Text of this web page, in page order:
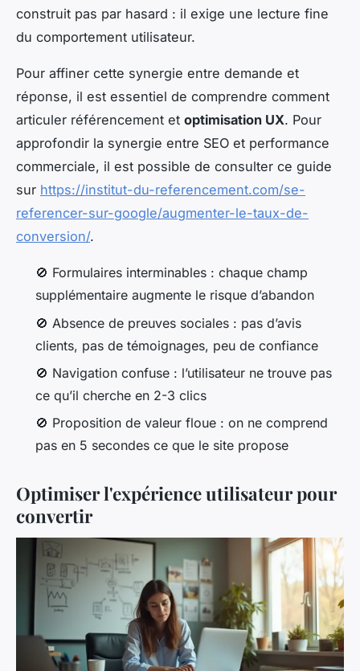
construit pas par hasard : il exige une lecture fine
du comportement utilisateur.
Pour affiner cette synergie entre demande et
réponse, il est essentiel de comprendre comment
articuler référencement et optimisation UX. Pour
approfondir la synergie entre SEO et performance
commerciale, il est possible de consulter ce guide
sur https://institut-du-referencement.com/se-
referencer-sur-google/augmenter-le-taux-de-
conversion/.
🚫 Formulaires interminables : chaque champ
supplémentaire augmente le risque d’abandon
🚫 Absence de preuves sociales : pas d’avis
clients, pas de témoignages, peu de confiance
🚫 Navigation confuse : l’utilisateur ne trouve pas
ce qu’il cherche en 2-3 clics
🚫 Proposition de valeur floue : on ne comprend
pas en 5 secondes ce que le site propose
Optimiser l'expérience utilisateur pour
convertir